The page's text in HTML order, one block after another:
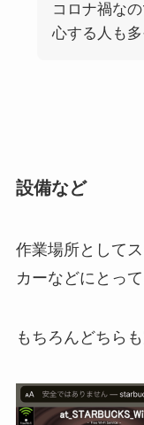
コロナ禍な
心する人も
設備など
作業場所として
カーなどにとっ
もちろんどちら